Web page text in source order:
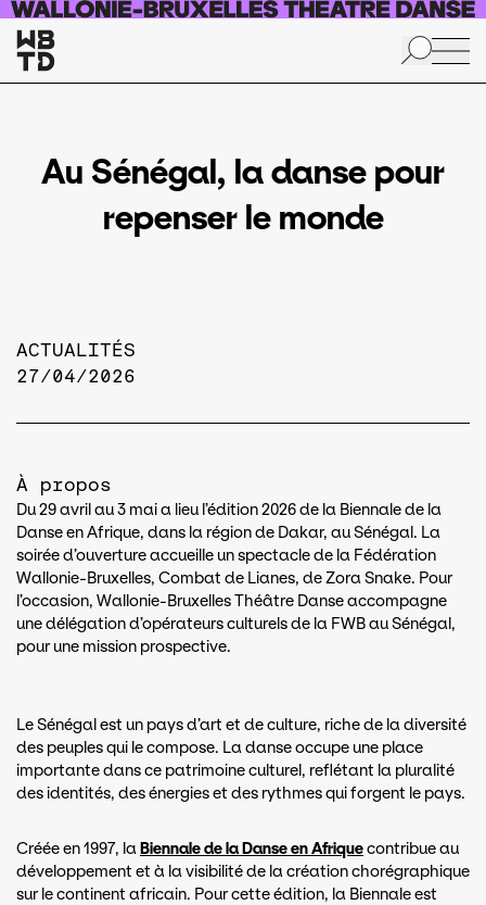
Skip to main content
Au Sénégal, la danse pour
repenser le monde
ACTUALITÉS
27/04/2026
À propos
Du 29 avril au 3 mai a lieu l’édition 2026 de la Biennale de la
Danse en Afrique, dans la région de Dakar, au Sénégal. La
soirée d’ouverture accueille un spectacle de la Fédération
Wallonie-Bruxelles, Combat de Lianes, de Zora Snake. Pour
l’occasion, Wallonie-Bruxelles Théâtre Danse accompagne
une délégation d’opérateurs culturels de la FWB au Sénégal,
pour une mission prospective.
Le Sénégal est un pays d’art et de culture, riche de la diversité
des peuples qui le compose. La danse occupe une place
importante dans ce patrimoine culturel, reflétant la pluralité
des identités, des énergies et des rythmes qui forgent le pays.
Créée en 1997, la Biennale de la Danse en Afriquecontribue au
développement et à la visibilité de la création chorégraphique
sur le continent africain. Pour cette édition, la Biennale est